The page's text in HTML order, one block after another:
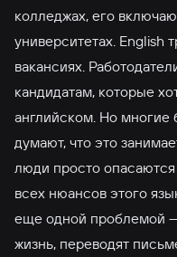
колледжах, его
университетах. English
вакансиях.
кандидатам, которые
английском. Но многие
думают, что это
люди просто опасаются
всех нюансов этого
еще одной проблемой
жизнь, переводят